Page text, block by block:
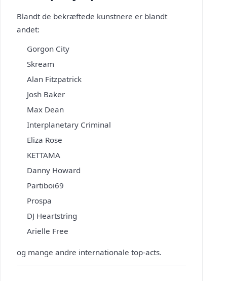
Blandt de bekræftede kunstnere er blandt
andet:
Gorgon City
Skream
Alan Fitzpatrick
Josh Baker
Max Dean
Interplanetary Criminal
Eliza Rose
KETTAMA
Danny Howard
Partiboi69
Prospa
DJ Heartstring
Arielle Free
og mange andre internationale top-acts.